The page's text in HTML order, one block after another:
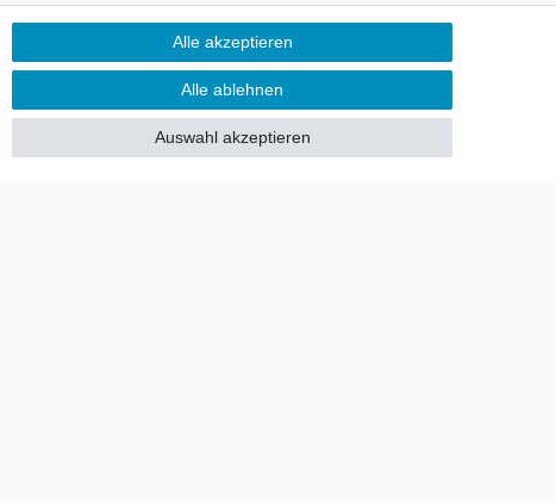
Sie möchten über neu eingetroffene
Lagerware oder Neuheiten
allgemein informiert werden?
Alle akzeptieren
Alle ablehnen
Auswahl akzeptieren